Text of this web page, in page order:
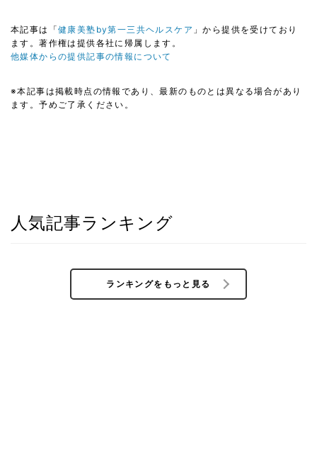
本記事は「健康美塾by第一三共ヘルスケア 」から提供を受けており
ます。著作権は提供各社に帰属します。
他媒体からの提供記事の情報について
※本記事は掲載時点の情報であり、最新のものとは異なる場合があり
ます。予めご了承ください。
人気記事ランキング
ランキングをもっと見る